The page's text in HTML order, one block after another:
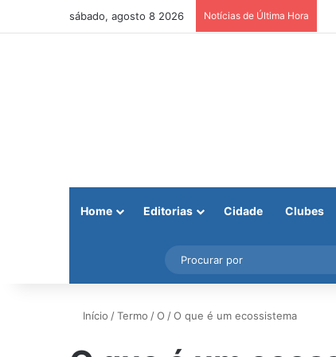
sábado, agosto 8 2026 Notícias de Última Hora
Home Editorias Cidade Clubes
Instagram
Barra Lateral
Início /Termo /O /O que é um ecossistema